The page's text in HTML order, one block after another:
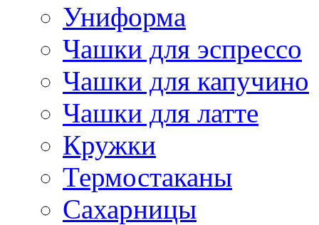
Униформа
Чашки для эспрессо
Чашки для капучино
Чашки для латте
Кружки
Термостаканы
Сахарницы